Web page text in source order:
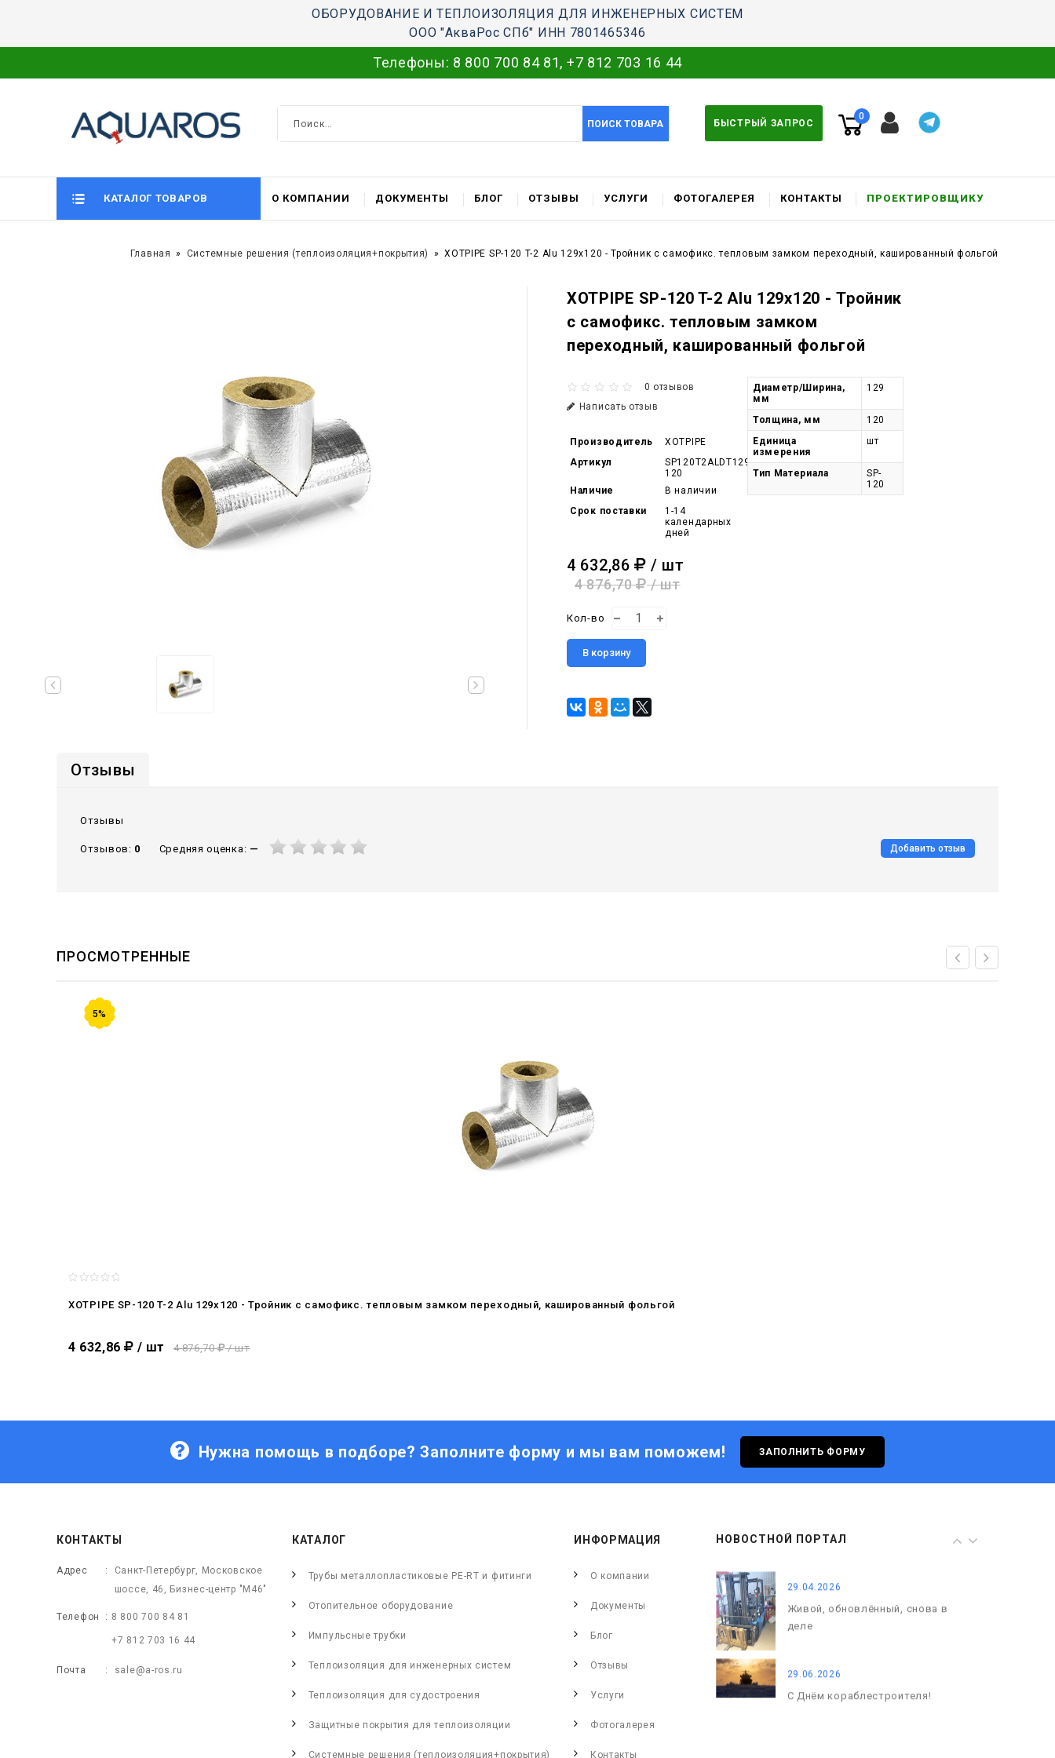
ОБОРУДОВАНИЕ И ТЕПЛОИЗОЛЯЦИЯ ДЛЯ ИНЖЕНЕРНЫХ СИСТЕМ
ООО "АкваРос СПб" ИНН 7801465346
Телефоны: 8 800 700 84 81, +7 812 703 16 44
ПОИСК ТОВАРА БЫСТРЫЙ ЗАПРОС
0
КАТАЛОГ ТОВАРОВ О КОМПАНИИ ДОКУМЕНТЫ БЛОГ ОТЗЫВЫ УСЛУГИ ФОТОГАЛЕРЕЯ КОНТАКТЫ ПРОЕКТИРОВЩИКУ
Главная Системные решения (теплоизоляция+покрытия) XOTPIPE SP-120 T-2 Alu 129x120 - Тройник c самофикс. тепловым замком переходный, кашированный фольгой
XOTPIPE SP-120 T-2 Alu 129x120 - Тройник
c самофикс. тепловым замком
переходный, кашированный фольгой
0 отзывов
Написать отзыв
Производитель
XOTPIPE
Артикул
SP120T2ALDT129-
120
Наличие
В наличии
Срок поставки
1-14
календарных
дней
4 632,86 / шт
4 876,70 / шт
Кол-во
В корзину
Диаметр/Ширина,
мм
129
Толщина, мм
120
Единица
измерения
шт
Тип Материала
SP-
120
Отзывы
Отзывы
Отзывов: 0 Средняя оценка: — Добавить отзыв
ПРОСМОТРЕННЫЕ
5%
XOTPIPE SP-120 T-2 Alu 129x120 - Тройник c самофикс. тепловым замком переходный, кашированный фольгой
4 632,86 / шт 4 876,70 / шт
Нужна помощь в подборе? Заполните форму и мы вам поможем! ЗАПОЛНИТЬ ФОРМУ
НОВОСТНОЙ ПОРТАЛ
С Днём кораблестроителя!
С Днём Победы. Память, которая
29.04.2026
Живой, обновлённый, снова в
деле
29.06.2026
С Днём кораблестроителя!
КОНТАКТЫ
Адрес
Санкт-Петербург, Московское
шоссе, 46, Бизнес-центр "М46"
Телефон 8 800 700 84 81
+7 812 703 16 44
Почта sale@a-ros.ru
КАТАЛОГ
Трубы металлопластиковые PE-RT и фитинги
Отопительное оборудование
Импульсные трубки
Теплоизоляция для инженерных систем
Теплоизоляция для судостроения
Защитные покрытия для теплоизоляции
Системные решения (теплоизоляция+покрытия)
ИНФОРМАЦИЯ
О компании
Документы
Блог
Отзывы
Услуги
Фотогалерея
Контакты